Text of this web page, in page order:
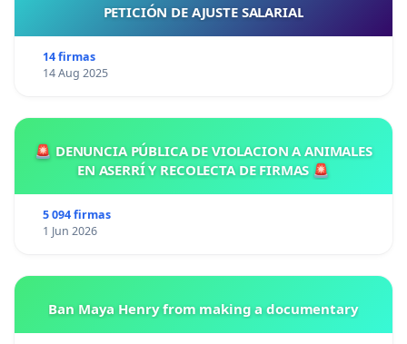
PETICIÓN DE AJUSTE SALARIAL
14 firmas
14 Aug 2025
🚨 DENUNCIA PÚBLICA DE VIOLACION A ANIMALES
EN ASERRÍ Y RECOLECTA DE FIRMAS 🚨
5 094 firmas
1 Jun 2026
Ban Maya Henry from making a documentary